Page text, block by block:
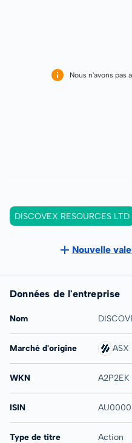
Nous n'avons pas
DISCOVEX RESOURCES LTD
Nouvelle
Données de l'entreprise
Nom
Marché d'origine ASX
WKN A2P2EK
ISIN
Type de titre Action